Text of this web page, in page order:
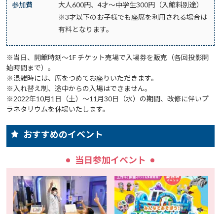
参加費
大人600円、4才～中学生300円（入館料別途）
※3才以下のお子様でも座席を利用される場合は
有料となります。
※当日、開館時刻～1F チケット売場で入場券を販売（各回投影開
始時間まで）。
※混雑時には、席をつめてお座りいただきます。
※入れ替え制、途中からの入場はできません。
※2022年10月1日（土）～11月30日（水）の期間、改修に伴いプ
ラネタリウムを休場いたします。
おすすめのイベント
当日参加イベント